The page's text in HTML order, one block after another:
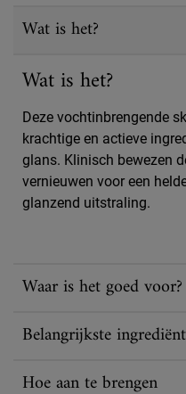
Wat is het?
Wat is het?
Deze vochtinbrengende
krachtige en actieve
glans. Klinisch bewezen
vernieuwen voor een
glanzend uitstraling.
Waar is het goed voor?
Belangrijkste
Hoe aan te brengen